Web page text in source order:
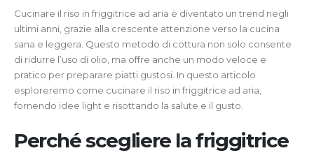
Cucinare il riso in friggitrice ad aria è diventato un trend negli
ultimi anni, grazie alla crescente attenzione verso la cucina
sana e leggera. Questo metodo di cottura non solo consente
di ridurre l’uso di olio, ma offre anche un modo veloce e
pratico per preparare piatti gustosi. In questo articolo
esploreremo come cucinare il riso in friggitrice ad aria,
fornendo idee light e risottando la salute e il gusto.
Perché scegliere la friggitrice